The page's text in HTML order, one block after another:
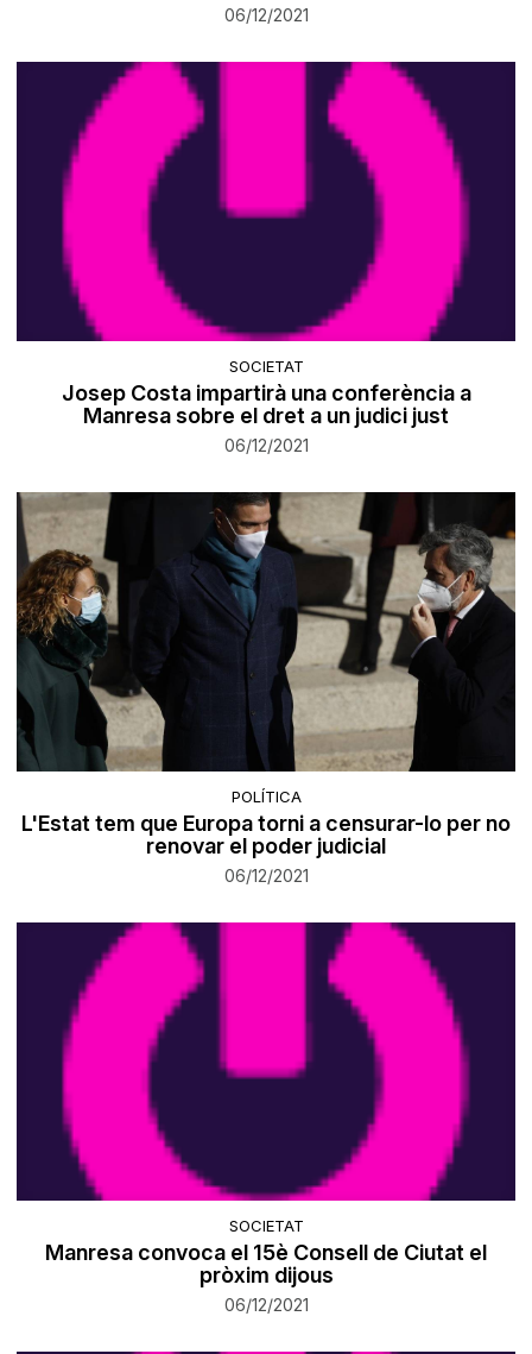
06/12/2021
SOCIETAT
Josep Costa impartirà una conferència a
Manresa sobre el dret a un judici just
06/12/2021
POLÍTICA
L'Estat tem que Europa torni a censurar-lo per no
renovar el poder judicial
06/12/2021
SOCIETAT
Manresa convoca el 15è Consell de Ciutat el
pròxim dijous
06/12/2021